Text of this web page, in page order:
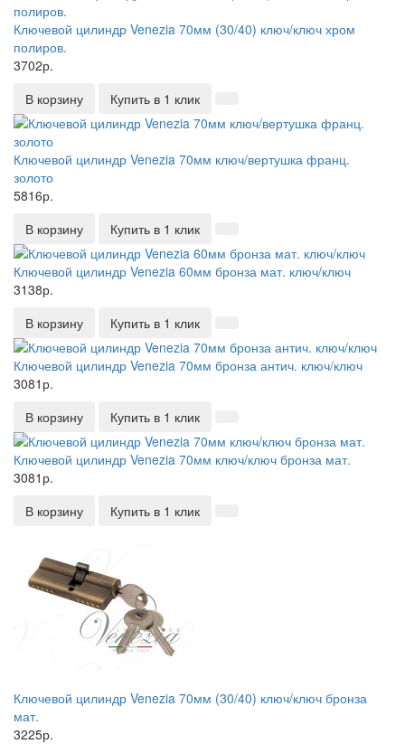
Ключевой цилиндр Venezia 70мм (30/40) ключ/ключ хром
полиров.
3702р.
В корзину
Купить в 1 клик
Ключевой цилиндр Venezia 70мм ключ/вертушка франц.
золото
5816р.
В корзину
Купить в 1 клик
Ключевой цилиндр Venezia 60мм бронза мат. ключ/ключ
3138р.
В корзину
Купить в 1 клик
Ключевой цилиндр Venezia 70мм бронза антич. ключ/ключ
3081р.
В корзину
Купить в 1 клик
Ключевой цилиндр Venezia 70мм ключ/ключ бронза мат.
3081р.
В корзину
Купить в 1 клик
Ключевой цилиндр Venezia 70мм (30/40) ключ/ключ бронза
мат.
3225р.